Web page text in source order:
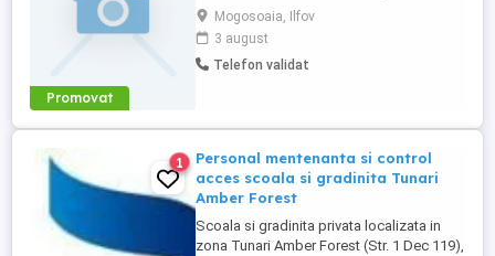
Promovat
Program: tura 1 de la 6.00 la 14.00; tura 2
de la 14.00 la 22.00. Conditii excelente de
lucru si salariu negociabil. De preferat
persoane care locuiesc in zona. Pentru
Mogosoaia, Ilfov
3 august
Telefon validat
1
Personal mentenanta si control
acces scoala si gradinita Tunari
Amber Forest
Scoala si gradinita privata localizata in
zona Tunari Amber Forest (Str. 1 Dec 119),